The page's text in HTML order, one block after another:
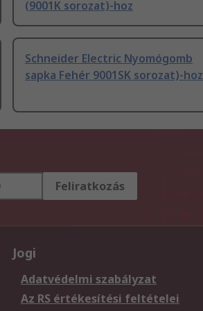
(9001K sorozat)-hoz
Schneider Electric Nyomógomb
sapka Fehér 9001SK sorozat)-hoz
Feliratkozás
Jogi
Adatvédelmi szabályzat
Az RS értékesítési feltételei